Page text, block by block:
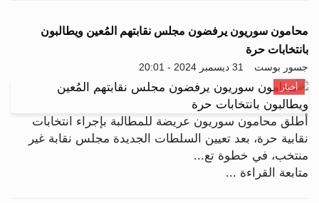
محامون سوريون يرفضون مجلس نقابتهم المُعين ويطالبون
بانتخابات حرة
جسور بوست 31 ديسمبر 2024 - 20:01
أخبار
أطلق محامون سوريون عريضة للمطالبة بإجراء انتخابات
نقابية حرة، بعد تعيين السلطات الجديدة مجلس نقابة غير
منتخب، في خطوة تع...
متابعة القراءة ...